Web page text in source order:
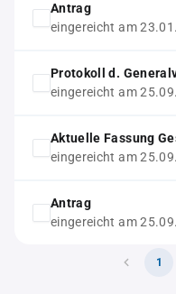
Antrag
eingereicht am
Protokoll d.
eingereicht am
Aktuelle Fassung
eingereicht am
Antrag
eingereicht am
1